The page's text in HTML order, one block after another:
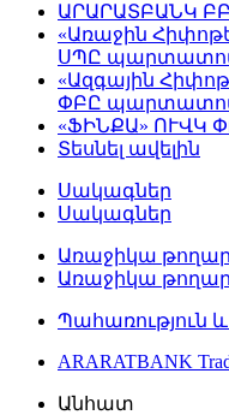
ԱՐԱՐԱՏԲԱՆԿ
«Առաջին
ՍՊԸ
«Ազգային
ՓԲԸ
«ՖԻՆՔԱ» ՈՒՎԿ
Տեսնել ավելին
Սակագներ
Սակագներ
Առաջիկա
Առաջիկա
Պահառություն
ARARATBANK
Անհատ